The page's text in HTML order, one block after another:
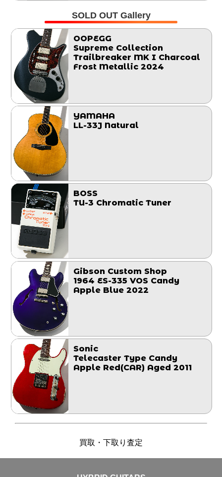
SOLD OUT Gallery
OOPEGG
Supreme Collection
Trailbreaker MK I Charcoal
Frost Metallic 2024
YAMAHA
LL-33J Natural
BOSS
TU-3 Chromatic Tuner
Gibson Custom Shop
1964 ES-335 VOS Candy
Apple Blue 2022
Sonic
Telecaster Type Candy
Apple Red(CAR) Aged 2011
買取・下取り査定